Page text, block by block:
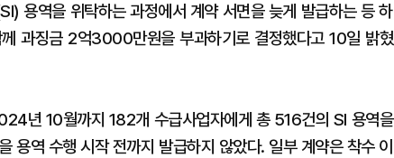
용역을 위탁하는 과정에서 계약 서면을 늦게 발급하는 등 하
과징금 2억3000만원을 부과하기로 결정했다고 10일 밝혔
년 10월까지 182개 수급사업자에게 총 516건의 SI 용역을
용역 수행 시작 전까지 발급하지 않았다. 일부 계약은 착수 이